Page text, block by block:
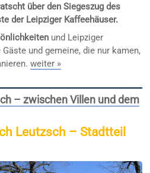
über den Siegeszug des
der Leipziger Kaffeehäuser.
und Leipziger
und gemeine, die nur kamen,
weiter »
– zwischen Villen und dem
Leutzsch – Stadtteil